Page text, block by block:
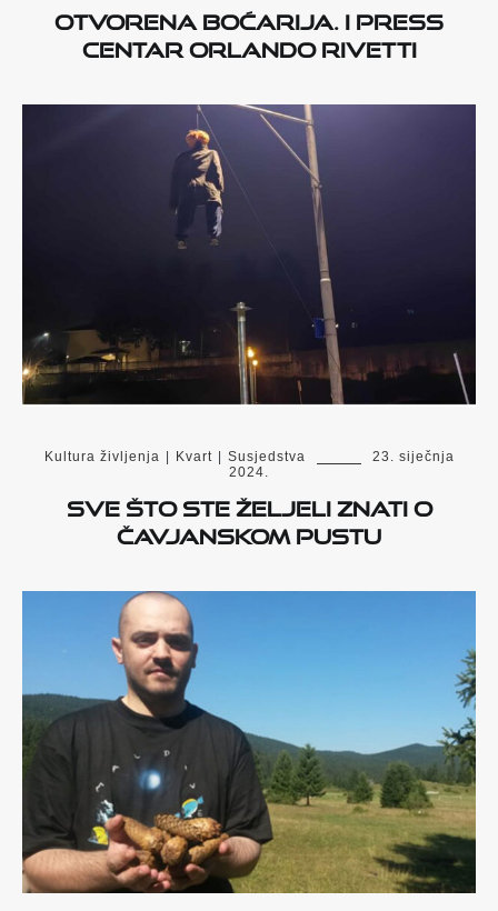
OTVORENA BOĆARIJA. I PRESS
CENTAR ORLANDO RIVETTI
Kultura življenja Kvart Susjedstva
23. siječnja
2024.
Sve što ste željeli znati o
Čavjanskom pustu